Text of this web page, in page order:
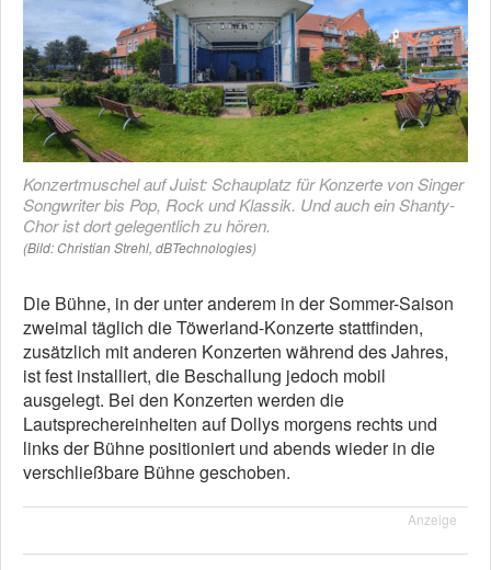
Konzertmuschel auf Juist: Schauplatz für Konzerte von Singer
Songwriter bis Pop, Rock und Klassik. Und auch ein Shanty-
Chor ist dort gelegentlich zu hören.
(Bild: Christian Strehl, dBTechnologies)
Die Bühne, in der unter anderem in der Sommer-Saison
zweimal täglich die Töwerland-Konzerte stattfinden,
zusätzlich mit anderen Konzerten während des Jahres,
ist fest installiert, die Beschallung jedoch mobil
ausgelegt. Bei den Konzerten werden die
Lautsprechereinheiten auf Dollys morgens rechts und
links der Bühne positioniert und abends wieder in die
verschließbare Bühne geschoben.
Anzeige